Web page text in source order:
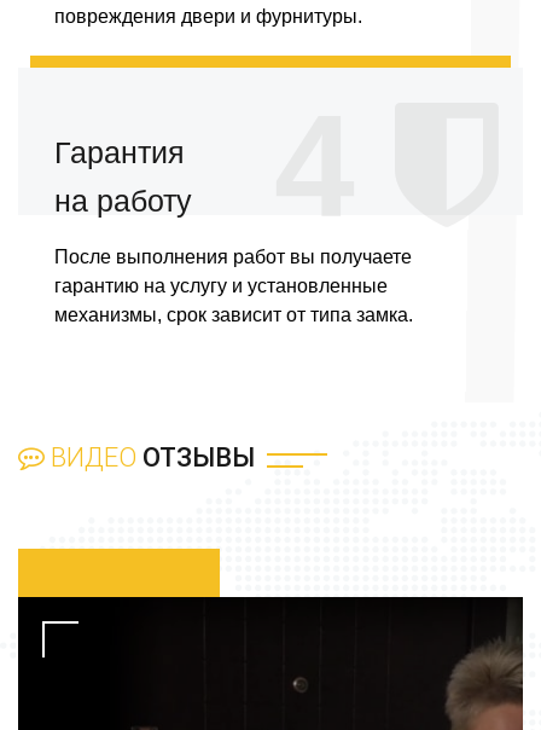
повреждения двери и фурнитуры.
Гарантия
на работу
После выполнения работ вы получаете
гарантию на услугу и установленные
механизмы, срок зависит от типа замка.
ВИДЕО ОТЗЫВЫ